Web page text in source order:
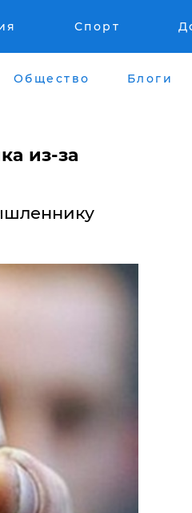
Спорт
Общество Блоги
из-за